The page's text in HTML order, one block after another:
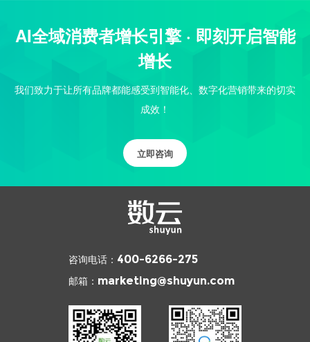
AI全域消费者增长引擎 · 即刻开启智能
增长
我们致力于让所有品牌都能感受到智能化、数字化营销带来的切实
成效！
立即咨询
咨询电话： 400-6266-275
邮箱： marketing@shuyun.com